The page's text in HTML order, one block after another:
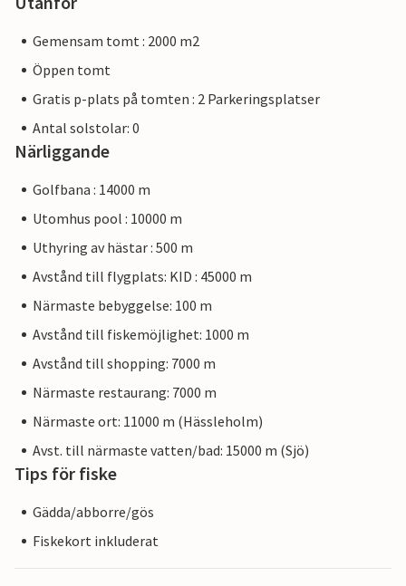
Gemensam tomt : 2000 m2
Öppen tomt
Gratis p-plats på tomten : 2 Parkeringsplatser
Antal solstolar: 0
Närliggande
Golfbana : 14000 m
Utomhus pool : 10000 m
Uthyring av hästar : 500 m
Avstånd till flygplats: KID : 45000 m
Närmaste bebyggelse: 100 m
Avstånd till fiskemöjlighet: 1000 m
Avstånd till shopping: 7000 m
Närmaste restaurang: 7000 m
Närmaste ort: 11000 m (Hässleholm)
Avst. till närmaste vatten/bad: 15000 m (Sjö)
Tips för fiske
Gädda/abborre/gös
Fiskekort inkluderat